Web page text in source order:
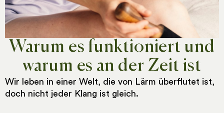
Warum es funktioniert und
warum es an der Zeit ist
Wir leben in einer Welt, die von Lärm überflutet ist,
doch nicht jeder Klang ist gleich.